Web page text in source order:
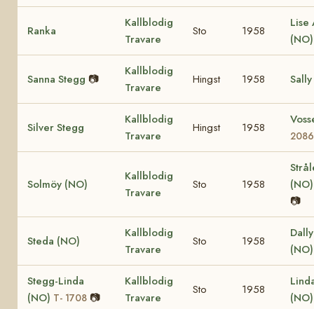
Ranka
Kallblodig
Travare
Sto 1958
Lise
Sanna Stegg 📷
Kallblodig
Travare
Hingst 1958 Sally
Silver Stegg
Kallblodig
Travare
Hingst 1958
Solmöy (NO)
Kallblodig
Travare
Sto 1958
📷
Steda (NO)
Kallblodig
Travare
Sto 1958
(NO)
Stegg-Linda
(NO) T- 1708 📷
Kallblodig
Travare
Sto 1958